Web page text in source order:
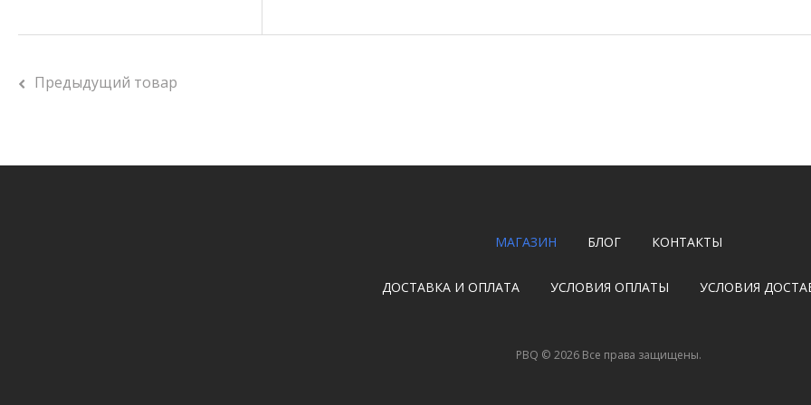
Предыдущий товар
МАГАЗИН БЛОГ КОНТАКТЫ
ДОСТАВКА И ОПЛАТА УСЛОВИЯ ОПЛАТЫ УСЛОВИЯ
PBQ © 2026Все права защищены.